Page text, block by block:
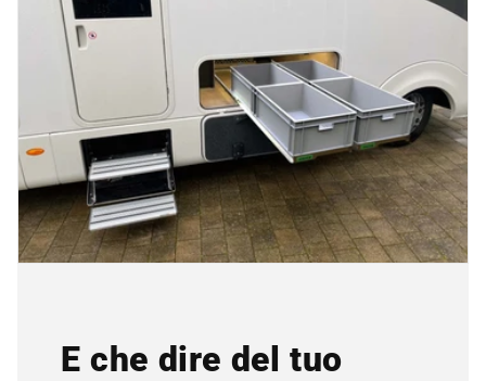
E che dire del tuo